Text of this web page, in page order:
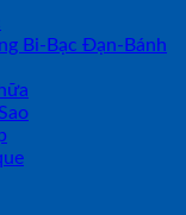
Bi-Bạc Đạn-Bánh